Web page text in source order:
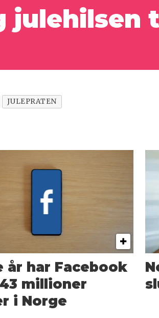
julehilsen
JULEPRATEN
år har Facebook
millioner
i Norge